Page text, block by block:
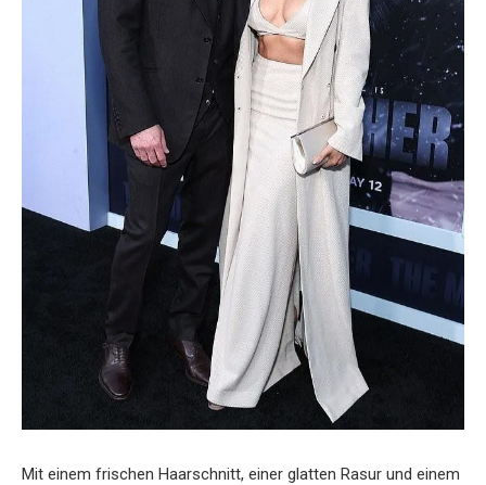
Mit einem frischen Haarschnitt, einer glatten Rasur und einem